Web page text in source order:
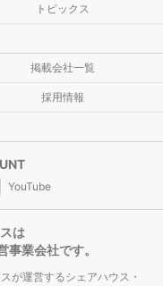
トピックス
掲載会社一覧
採用情報
YouTube
は
業会社です。
が運営するシェアハウス・